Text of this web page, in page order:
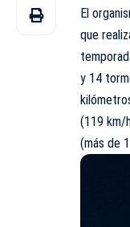
El
que
y 14
(119 km/
(más de